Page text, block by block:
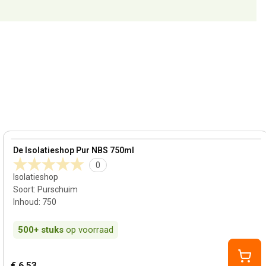
De Isolatieshop Pur NBS 750ml
0
Isolatieshop
Soort: Purschuim
Inhoud: 750
500+ stuks op voorraad
View product